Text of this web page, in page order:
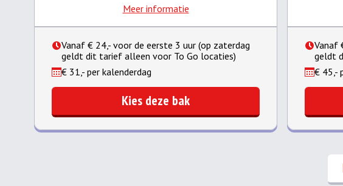
Meer informatie
Vanaf € 24,- voor de eerste 3 uur (op zaterdag
geldt dit tarief alleen voor To Go locaties)
€ 31,- per kalenderdag
Kies deze bak
Vanaf
geldt
€ 45,-